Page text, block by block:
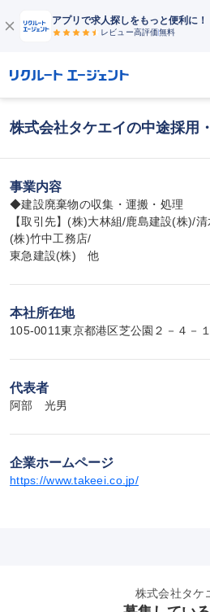
アプリで求人探しをもっと便利に！
レビュー高評価無料
株式会社タケエイの中途採用
事業内容
◆建設廃棄物の収集・運搬・処理
【取引先】(株)大林組/鹿島建設(株)/
(株)竹中工務店/
東急建設(株)　他
本社所在地
105-0011東京都港区芝公園２－４－１
代表者
阿部　光男
企業ホームページ
https://www.takeei.co.jp/
株式会社タケ